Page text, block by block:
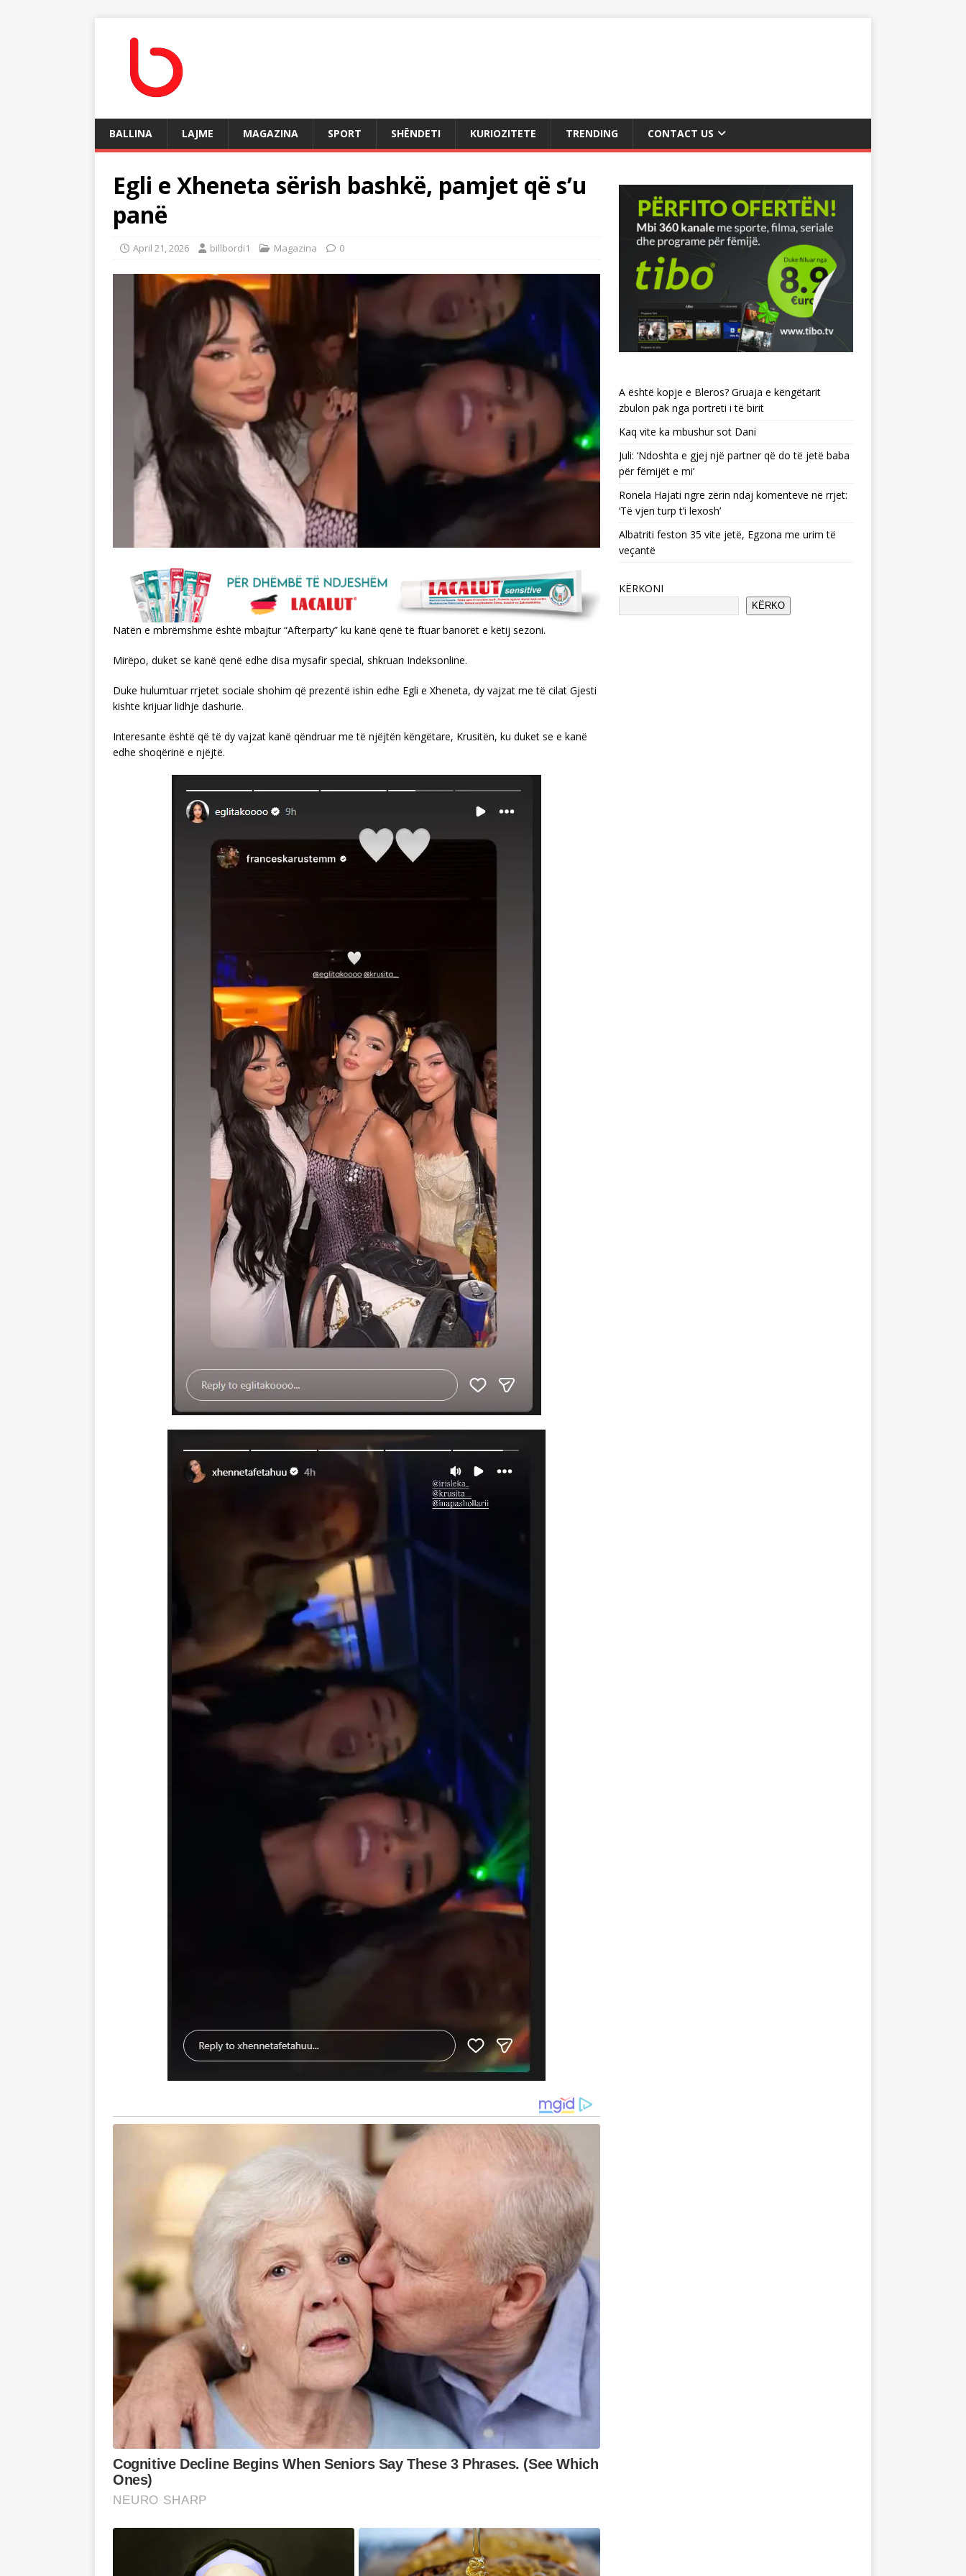
BALLINA LAJME MAGAZINA SPORT SHËNDETI KURIOZITETE TRENDING CONTACT US
Egli e Xheneta sërish bashkë, pamjet që s’u
panë
April 21, 2026 billbordi1 Magazina 0
Natën e mbrëmshme është mbajtur “Afterparty” ku kanë qenë të ftuar banorët e këtij sezoni.
Mirëpo, duket se kanë qenë edhe disa mysafir special, shkruan Indeksonline.
Duke hulumtuar rrjetet sociale shohim që prezentë ishin edhe Egli e Xheneta, dy vajzat me të cilat Gjesti
kishte krijuar lidhje dashurie.
Interesante është që të dy vajzat kanë qëndruar me të njëjtën këngëtare, Krusitën, ku duket se e kanë
edhe shoqërinë e njëjtë.
A është kopje e Bleros? Gruaja e këngëtarit
zbulon pak nga portreti i të birit
Kaq vite ka mbushur sot Dani
Juli: ‘Ndoshta e gjej një partner që do të jetë baba
për fëmijët e mi’
Ronela Hajati ngre zërin ndaj komenteve në rrjet:
‘Të vjen turp t’i lexosh’
Albatriti feston 35 vite jetë, Egzona me urim të
veçantë
KËRKONI
KËRKO